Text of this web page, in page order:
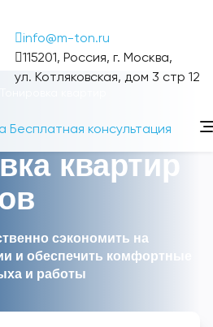
info@m-ton.ru
115201, Россия, г. Москва,
ул. Котляковская, дом 3 стр 12
Бесплатная консультация
квартир
сэкономить на
и обеспечить комфортные
и работы